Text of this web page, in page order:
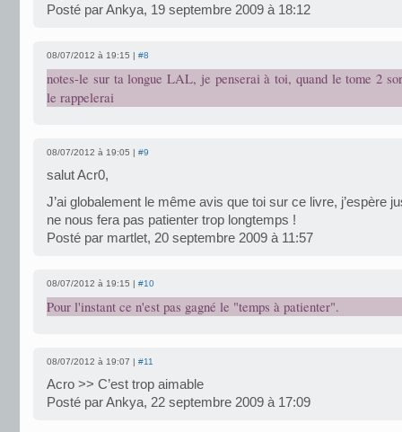
Posté par Ankya, 19 septembre 2009 à 18:12
08/07/2012 à 19:15 | #8
notes-le sur ta longue LAL, je penserai à toi, quand le tome 2
le rappelerai
08/07/2012 à 19:05 | #9
salut Acr0,
J’ai globalement le même avis que toi sur ce livre, j’espère
ne nous fera pas patienter trop longtemps !
Posté par martlet, 20 septembre 2009 à 11:57
08/07/2012 à 19:15 | #10
Pour l'instant ce n'est pas gagné le "temps à patienter".
08/07/2012 à 19:07 | #11
Acro >> C’est trop aimable
Posté par Ankya, 22 septembre 2009 à 17:09